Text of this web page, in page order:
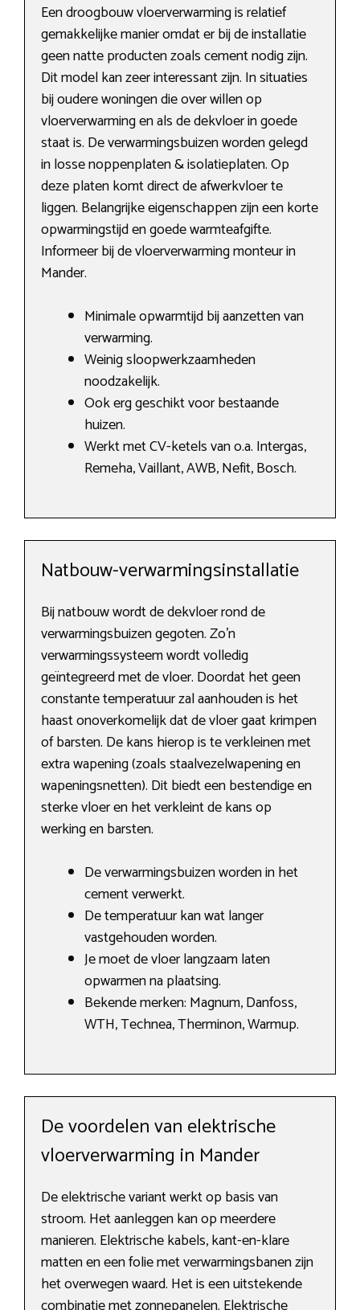
Een droogbouw vloerverwarming is relatief
gemakkelijke manier omdat er bij de installatie
geen natte producten zoals cement nodig zijn.
Dit model kan zeer interessant zijn. In situaties
bij oudere woningen die over willen op
vloerverwarming en als de dekvloer in goede
staat is. De verwarmingsbuizen worden gelegd
in losse noppenplaten & isolatieplaten. Op
deze platen komt direct de afwerkvloer te
liggen. Belangrijke eigenschappen zijn een korte
opwarmingstijd en goede warmteafgifte.
Informeer bij de vloerverwarming monteur in
Mander.
Minimale opwarmtijd bij aanzetten van
verwarming.
Weinig sloopwerkzaamheden
noodzakelijk.
Ook erg geschikt voor bestaande
huizen.
Werkt met CV-ketels van o.a. Intergas,
Remeha, Vaillant, AWB, Nefit, Bosch.
Natbouw-verwarmingsinstallatie
Bij natbouw wordt de dekvloer rond de
verwarmingsbuizen gegoten. Zo’n
verwarmingssysteem wordt volledig
geïntegreerd met de vloer. Doordat het geen
constante temperatuur zal aanhouden is het
haast onoverkomelijk dat de vloer gaat krimpen
of barsten. De kans hierop is te verkleinen met
extra wapening (zoals staalvezelwapening en
wapeningsnetten). Dit biedt een bestendige en
sterke vloer en het verkleint de kans op
werking en barsten.
De verwarmingsbuizen worden in het
cement verwerkt.
De temperatuur kan wat langer
vastgehouden worden.
Je moet de vloer langzaam laten
opwarmen na plaatsing.
Bekende merken: Magnum, Danfoss,
WTH, Technea, Therminon, Warmup.
De voordelen van elektrische
vloerverwarming in Mander
De elektrische variant werkt op basis van
stroom. Het aanleggen kan op meerdere
manieren. Elektrische kabels, kant-en-klare
matten en een folie met verwarmingsbanen zijn
het overwegen waard. Het is een uitstekende